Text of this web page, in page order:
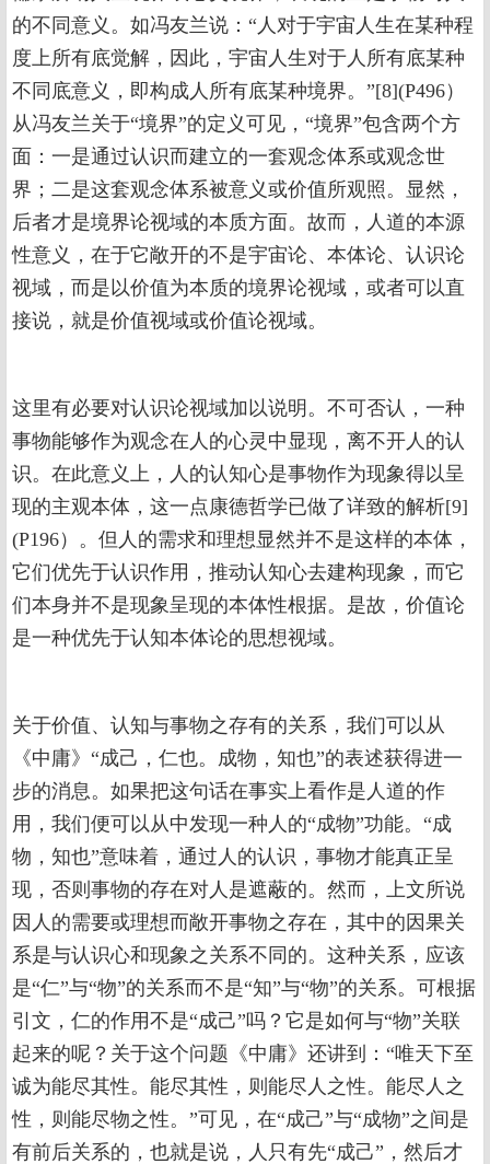
的不同意义。如冯友兰说：“人对于宇宙人生在某种程
度上所有底觉解，因此，宇宙人生对于人所有底某种
不同底意义，即构成人所有底某种境界。”[8](P496）
从冯友兰关于“境界”的定义可见，“境界”包含两个方
面：一是通过认识而建立的一套观念体系或观念世
界；二是这套观念体系被意义或价值所观照。显然，
后者才是境界论视域的本质方面。故而，人道的本源
性意义，在于它敞开的不是宇宙论、本体论、认识论
视域，而是以价值为本质的境界论视域，或者可以直
接说，就是价值视域或价值论视域。
这里有必要对认识论视域加以说明。不可否认，一种
事物能够作为观念在人的心灵中显现，离不开人的认
识。在此意义上，人的认知心是事物作为现象得以呈
现的主观本体，这一点康德哲学已做了详致的解析[9]
(P196）。但人的需求和理想显然并不是这样的本体，
它们优先于认识作用，推动认知心去建构现象，而它
们本身并不是现象呈现的本体性根据。是故，价值论
是一种优先于认知本体论的思想视域。
关于价值、认知与事物之存有的关系，我们可以从
《中庸》“成己，仁也。成物，知也”的表述获得进一
步的消息。如果把这句话在事实上看作是人道的作
用，我们便可以从中发现一种人的“成物”功能。“成
物，知也”意味着，通过人的认识，事物才能真正呈
现，否则事物的存在对人是遮蔽的。然而，上文所说
因人的需要或理想而敞开事物之存在，其中的因果关
系是与认识心和现象之关系不同的。这种关系，应该
是“仁”与“物”的关系而不是“知”与“物”的关系。可根据
引文，仁的作用不是“成己”吗？它是如何与“物”关联
起来的呢？关于这个问题《中庸》还讲到：“唯天下至
诚为能尽其性。能尽其性，则能尽人之性。能尽人之
性，则能尽物之性。”可见，在“成己”与“成物”之间是
有前后关系的，也就是说，人只有先“成己”，然后才